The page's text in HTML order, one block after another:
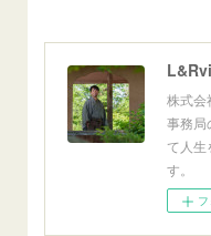
株式会
事務局
て人生
す。